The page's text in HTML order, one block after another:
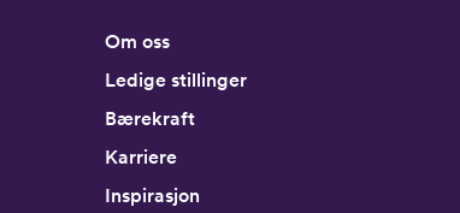
Om oss
Ledige stillinger
Bærekraft
Karriere
Inspirasjon